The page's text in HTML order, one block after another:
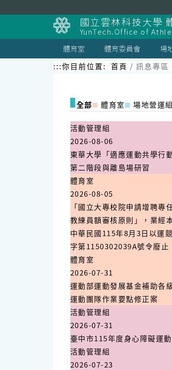
到
主
要
內
容
區
塊
國立雲林科技大學
YunTech.Office of
體育室
體育委員會 場
:::你目前位置: 首頁 訊息專區
全部 體育室 場地營運組
活動管理組
2026-08-06
東華大學「適應運動共學行動
第二階段與離島場研習
體育室
2026-08-05
「國立大專校院申請增聘專
教練員額審核原則」，業經
中華民國115年8月3日以運競
字第1150302039A號令廢止
體育室
2026-07-31
運動部運動發展基金補助各
運動團隊作業要點修正案
活動管理組
2026-07-31
臺中市115年度身心障礙運
活動管理組
2026-07-23